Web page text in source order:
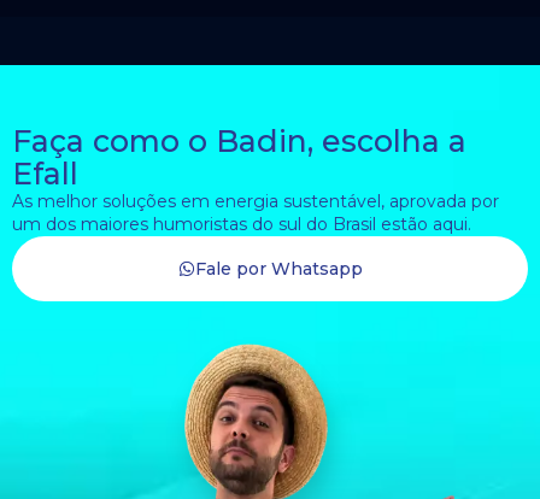
Faça como o Badin, escolha a
Efall
As melhor soluções em energia sustentável, aprovada por
um dos maiores humoristas do sul do Brasil estão aqui.
Fale por Whatsapp